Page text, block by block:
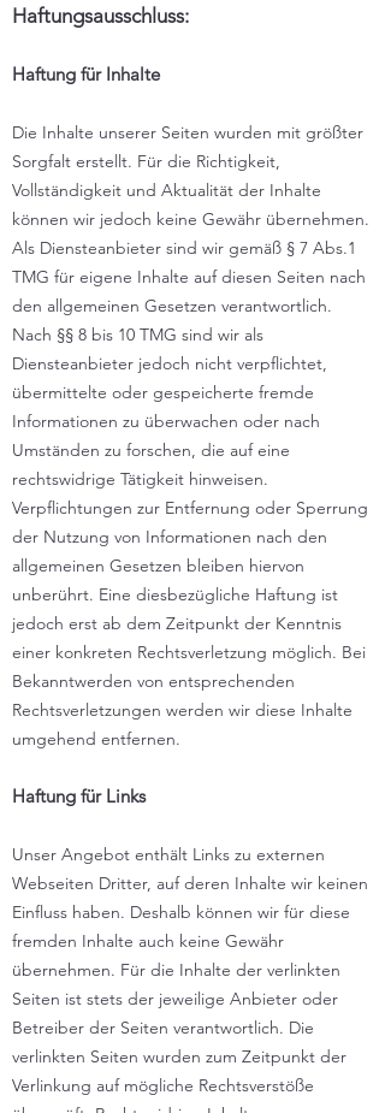
Haftungsausschluss:
Haftung für Inhalte
Die Inhalte unserer Seiten wurden mit größter
Sorgfalt erstellt. Für die Richtigkeit,
Vollständigkeit und Aktualität der Inhalte
können wir jedoch keine Gewähr übernehmen.
Als Diensteanbieter sind wir gemäß § 7 Abs.1
TMG für eigene Inhalte auf diesen Seiten nach
den allgemeinen Gesetzen verantwortlich.
Nach §§ 8 bis 10 TMG sind wir als
Diensteanbieter jedoch nicht verpflichtet,
übermittelte oder gespeicherte fremde
Informationen zu überwachen oder nach
Umständen zu forschen, die auf eine
rechtswidrige Tätigkeit hinweisen.
Verpflichtungen zur Entfernung oder Sperrung
der Nutzung von Informationen nach den
allgemeinen Gesetzen bleiben hiervon
unberührt. Eine diesbezügliche Haftung ist
jedoch erst ab dem Zeitpunkt der Kenntnis
einer konkreten Rechtsverletzung möglich. Bei
Bekanntwerden von entsprechenden
Rechtsverletzungen werden wir diese Inhalte
umgehend entfernen.
Haftung für Links
Unser Angebot enthält Links zu externen
Webseiten Dritter, auf deren Inhalte wir keinen
Einfluss haben. Deshalb können wir für diese
fremden Inhalte auch keine Gewähr
übernehmen. Für die Inhalte der verlinkten
Seiten ist stets der jeweilige Anbieter oder
Betreiber der Seiten verantwortlich. Die
verlinkten Seiten wurden zum Zeitpunkt der
Verlinkung auf mögliche Rechtsverstöße